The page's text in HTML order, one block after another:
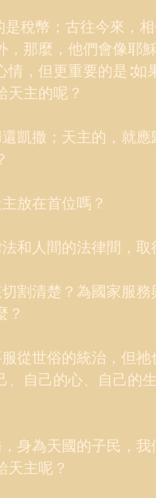
稅幣；古往今來，
，那麼，他們會像耶
情，但更重要的是∶
天主的呢？
凱撒；天主的，就
放在首位嗎？
和人間的法律間，
割清楚？為國家服
？
從世俗的統治，但
、自己的心、自己的
身為天國的子民，
天主呢？